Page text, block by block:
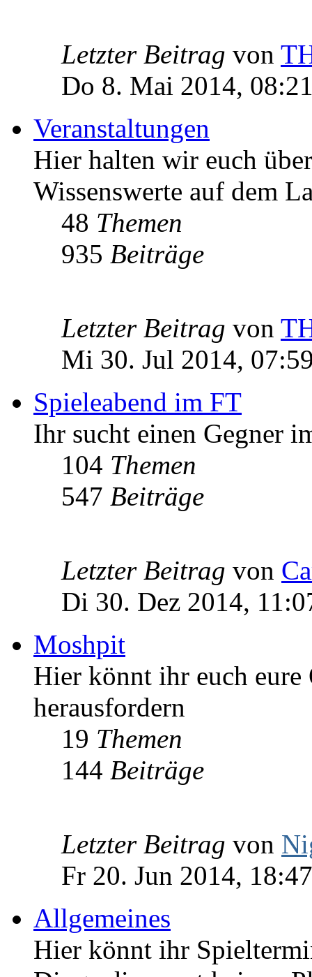
Letzter Beitrag von
Do 8. Mai 2014,
Veranstaltungen
Hier halten wir euch
Wissenswerte auf dem
48 Themen
935 Beiträge
Letzter Beitrag von
Mi 30. Jul 2014,
Spieleabend im FT
Ihr sucht einen Gegner
104 Themen
547 Beiträge
Letzter Beitrag von
Di 30. Dez 2014,
Moshpit
Hier könnt ihr euch eure
herausfordern
19 Themen
144 Beiträge
Letzter Beitrag von
Fr 20. Jun 2014, 18:47
Allgemeines
Hier könnt ihr